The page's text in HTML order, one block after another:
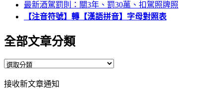
最新酒駕罰則：關3年、罰30萬、扣駕照牌照
【注音符號】轉【漢語拼音】字母對照表
全部文章分類
全
文
接收新文章通知